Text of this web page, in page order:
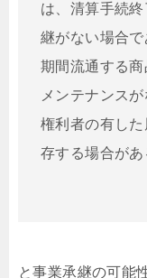
は、清算手続
継がない場合
期間流通する
メンテナンス
権利者の有し
存する場合があ
と事業承継の可能